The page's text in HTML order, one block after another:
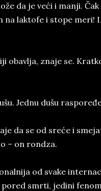
da je veći i manji.
na laktofe i stope meri!
obavlja, znaje se.
Jednu dušu
da se od sreće i
– on rondza.
od svake
smrti, jedini